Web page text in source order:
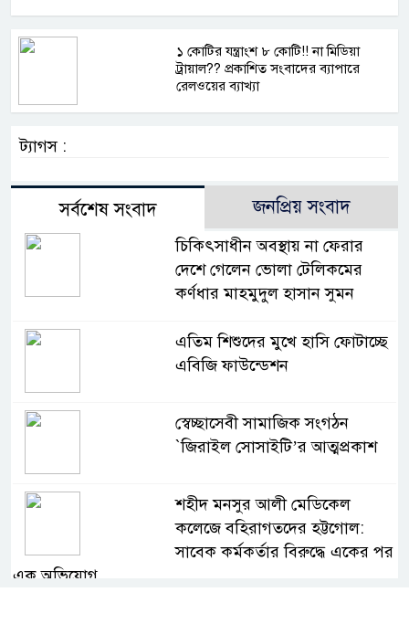
১ কোটির যন্ত্রাংশ ৮ কোটি!! না মিডিয়া
ট্রায়াল?? প্রকাশিত সংবাদের ব্যাপারে
রেলওয়ের ব্যাখ্যা
ট্যাগস :
সর্বশেষ সংবাদ জনপ্রিয় সংবাদ
চিকিৎসাধীন অবস্থায় না ফেরার
দেশে গেলেন ভোলা টেলিকমের
কর্ণধার মাহমুদুল হাসান সুমন
এতিম শিশুদের মুখে হাসি ফোটাচ্ছে
এবিজি ফাউন্ডেশন
স্বেচ্ছাসেবী সামাজিক সংগঠন
`জিরাইল সোসাইটি’র আত্মপ্রকাশ
শহীদ মনসুর আলী মেডিকেল
কলেজে বহিরাগতদের হট্টগোল:
সাবেক কর্মকর্তার বিরুদ্ধে একের পর
এক অভিযোগ